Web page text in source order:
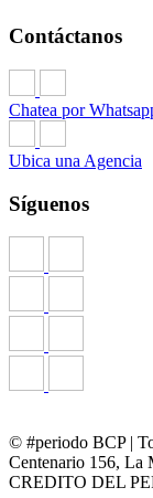
Contáctanos
Chatea por
Ubica una Agencia
Síguenos
© #periodo BCP |
Centenario 156,
CREDITO DEL